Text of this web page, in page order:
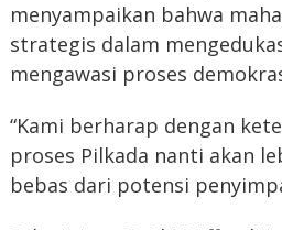
menyampaikan bahwa
strategis dalam
mengawasi proses
“Kami berharap dengan
proses Pilkada nanti akan
bebas dari potensi